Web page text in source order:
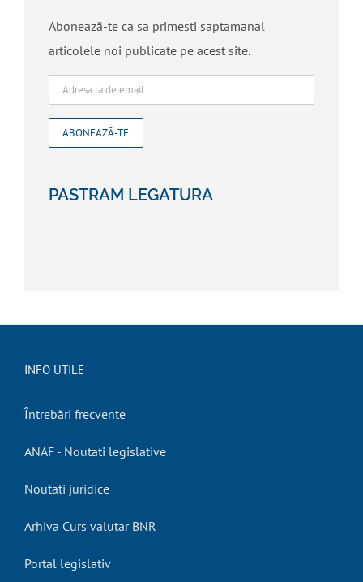
Abonează-te ca sa primesti saptamanal
articolele noi publicate pe acest site.
PASTRAM LEGATURA
INFO UTILE
Întrebări frecvente
ANAF - Noutati legislative
Noutati juridice
Arhiva Curs valutar BNR
Portal legislativ